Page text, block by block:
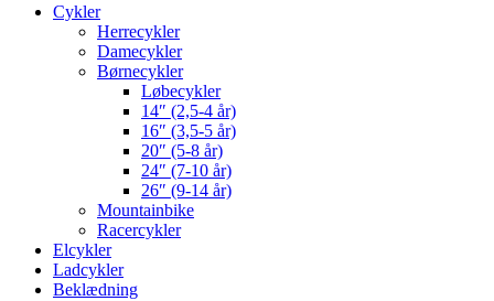
Cykler
Herrecykler
Damecykler
Børnecykler
Løbecykler
14″ (2,5-4 år)
16″ (3,5-5 år)
20″ (5-8 år)
24″ (7-10 år)
26″ (9-14 år)
Mountainbike
Racercykler
Elcykler
Ladcykler
Beklædning